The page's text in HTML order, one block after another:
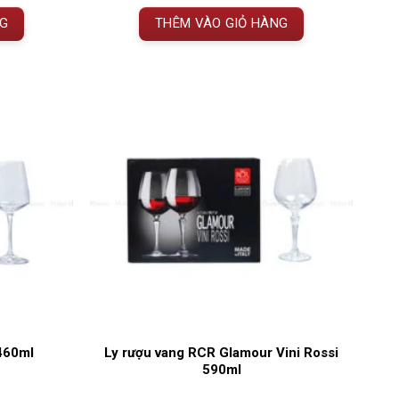
1.350.000 VNĐ.
THÊM VÀO GIỎ HÀNG
Ly rượu vang RCR Glamour Vini Rossi
590ml